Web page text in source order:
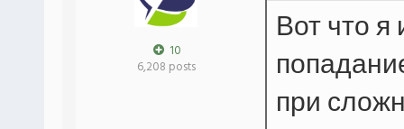
10
6,208 posts
Вот что
при